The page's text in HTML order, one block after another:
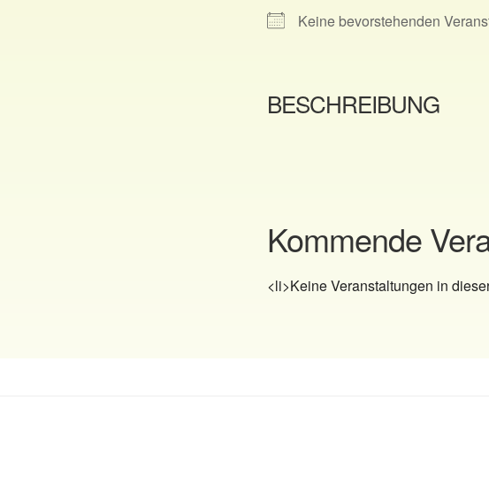
Keine bevorstehenden
BESCHREIBUNG
Kommende
<li>Keine Veranstaltungen in